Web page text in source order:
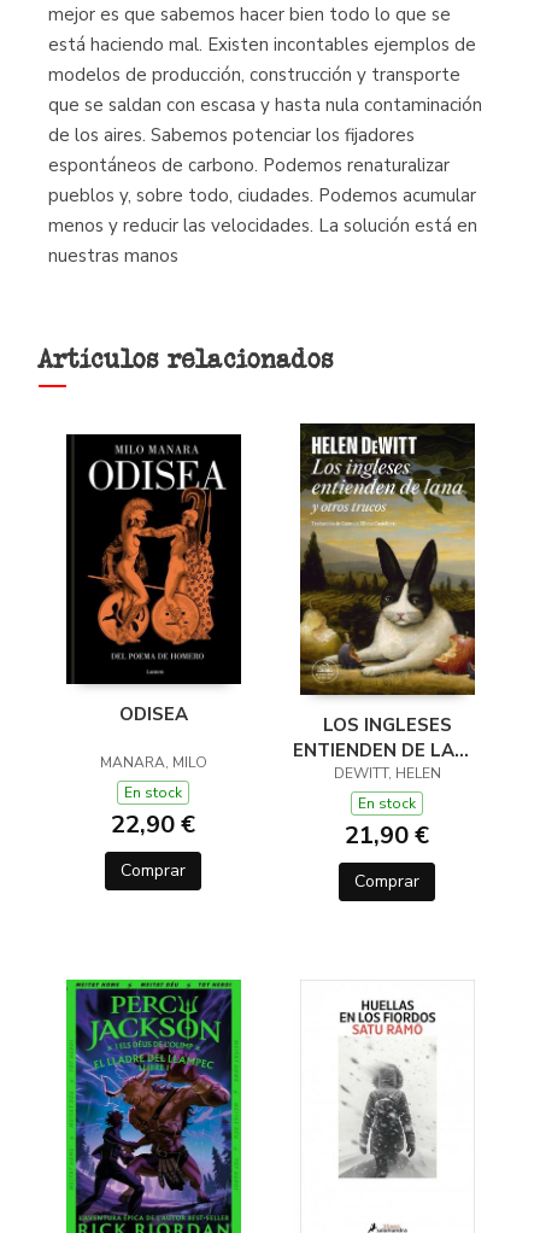
mejor es que sabemos hacer bien todo lo que se
está haciendo mal. Existen incontables ejemplos de
modelos de producción, construcción y transporte
que se saldan con escasa y hasta nula contaminación
de los aires. Sabemos potenciar los fijadores
espontáneos de carbono. Podemos renaturalizar
pueblos y, sobre todo, ciudades. Podemos acumular
menos y reducir las velocidades. La solución está en
nuestras manos
Artículos relacionados
ODISEA
MANARA, MILO
En stock
22,90 €
Comprar
LOS INGLESES
ENTIENDEN DE LANA
(Y OTROS TRUCOS)
DEWITT, HELEN
En stock
21,90 €
Comprar